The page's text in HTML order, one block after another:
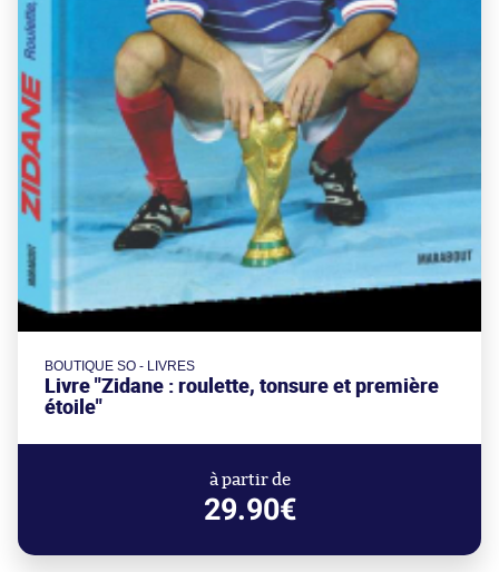
BOUTIQUE SO - LIVRES
Livre "Zidane : roulette, tonsure et première
étoile"
à partir de
29.90€